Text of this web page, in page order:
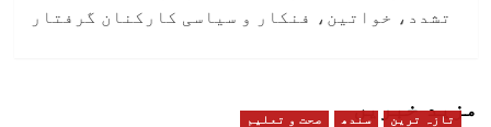
تشدد، خواتین، فنکار و سیاسی کارکنان گرفتار
مزید خبریں
تازہ ترین سندھ صحت و تعلیم